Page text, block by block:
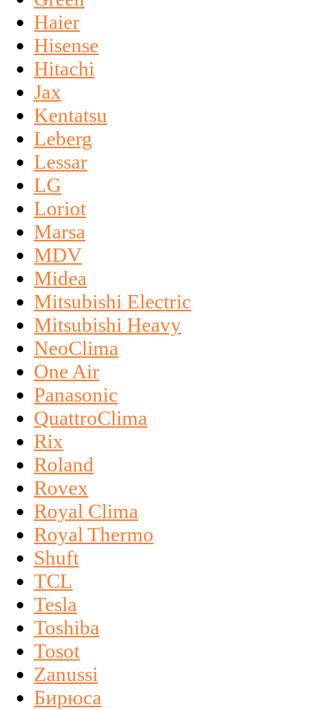
Haier
Hisense
Hitachi
Jax
Kentatsu
Leberg
Lessar
LG
Loriot
Marsa
MDV
Midea
Mitsubishi Electric
Mitsubishi Heavy
NeoClima
One Air
Panasonic
QuattroClima
Rix
Roland
Rovex
Royal Clima
Royal Thermo
Shuft
TCL
Tesla
Toshiba
Tosot
Zanussi
Бирюса